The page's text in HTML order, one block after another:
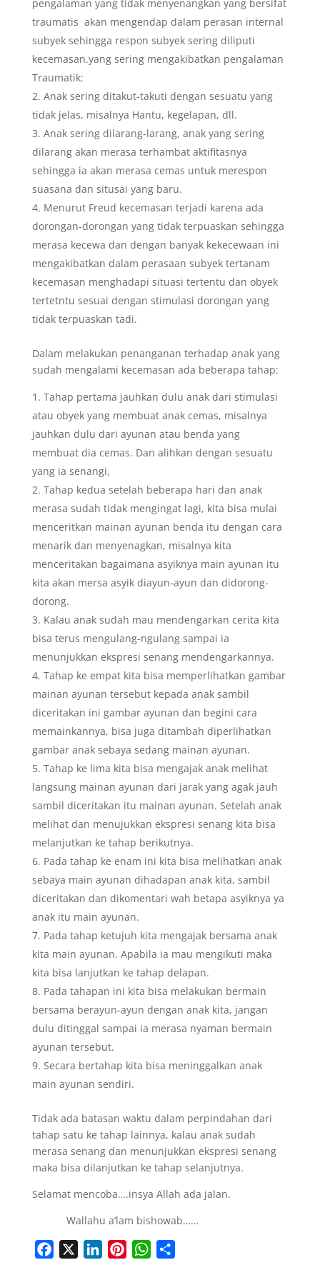
pengalaman yang tidak menyenangkan yang bersifat
traumatis akan mengendap dalam perasan internal
subyek sehingga respon subyek sering diliputi
kecemasan.yang sering mengakibatkan pengalaman
Traumatik:
Anak sering ditakut-takuti dengan sesuatu yang
tidak jelas, misalnya Hantu, kegelapan, dll.
Anak sering dilarang-larang, anak yang sering
dilarang akan merasa terhambat aktifitasnya
sehingga ia akan merasa cemas untuk merespon
suasana dan situsai yang baru.
Menurut Freud kecemasan terjadi karena ada
dorongan-dorongan yang tidak terpuaskan sehingga
merasa kecewa dan dengan banyak kekecewaan ini
mengakibatkan dalam perasaan subyek tertanam
kecemasan menghadapi situasi tertentu dan obyek
tertetntu sesuai dengan stimulasi dorongan yang
tidak terpuaskan tadi.
Dalam melakukan penanganan terhadap anak yang
sudah mengalami kecemasan ada beberapa tahap:
Tahap pertama jauhkan dulu anak dari stimulasi
atau obyek yang membuat anak cemas, misalnya
jauhkan dulu dari ayunan atau benda yang
membuat dia cemas. Dan alihkan dengan sesuatu
yang ia senangi,
Tahap kedua setelah beberapa hari dan anak
merasa sudah tidak mengingat lagi, kita bisa mulai
menceritkan mainan ayunan benda itu dengan cara
menarik dan menyenagkan, misalnya kita
menceritakan bagaimana asyiknya main ayunan itu
kita akan mersa asyik diayun-ayun dan didorong-
dorong.
Kalau anak sudah mau mendengarkan cerita kita
bisa terus mengulang-ngulang sampai ia
menunjukkan ekspresi senang mendengarkannya.
Tahap ke empat kita bisa memperlihatkan gambar
mainan ayunan tersebut kepada anak sambil
diceritakan ini gambar ayunan dan begini cara
memainkannya, bisa juga ditambah diperlihatkan
gambar anak sebaya sedang mainan ayunan.
Tahap ke lima kita bisa mengajak anak melihat
langsung mainan ayunan dari jarak yang agak jauh
sambil diceritakan itu mainan ayunan. Setelah anak
melihat dan menujukkan ekspresi senang kita bisa
melanjutkan ke tahap berikutnya.
Pada tahap ke enam ini kita bisa melihatkan anak
sebaya main ayunan dihadapan anak kita, sambil
diceritakan dan dikomentari wah betapa asyiknya ya
anak itu main ayunan.
Pada tahap ketujuh kita mengajak bersama anak
kita main ayunan. Apabila ia mau mengikuti maka
kita bisa lanjutkan ke tahap delapan.
Pada tahapan ini kita bisa melakukan bermain
bersama berayun-ayun dengan anak kita, jangan
dulu ditinggal sampai ia merasa nyaman bermain
ayunan tersebut.
Secara bertahap kita bisa meninggalkan anak
main ayunan sendiri.
Tidak ada batasan waktu dalam perpindahan dari
tahap satu ke tahap lainnya, kalau anak sudah
merasa senang dan menunjukkan ekspresi senang
maka bisa dilanjutkan ke tahap selanjutnya.
Selamat mencoba….insya Allah ada jalan.
Wallahu a’lam bishowab……
W